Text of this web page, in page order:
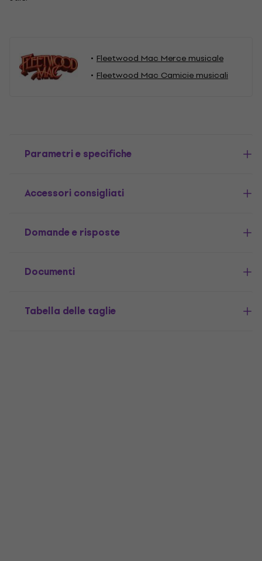
Fleetwood Mac Merce musicale
Fleetwood Mac Camicie musicali
Parametri e specifiche
Accessori consigliati
Domande e risposte
Documenti
Tabella delle taglie